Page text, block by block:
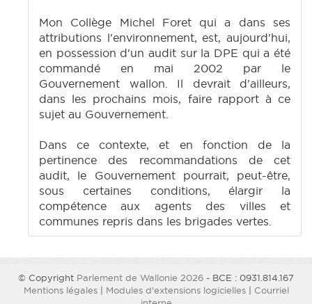
Mon Collège Michel Foret qui a dans ses
attributions l'environnement, est, aujourd'hui,
en possession d'un audit sur la DPE qui a été
commandé en mai 2002 par le
Gouvernement wallon. Il devrait d'ailleurs,
dans les prochains mois, faire rapport à ce
sujet au Gouvernement.
Dans ce contexte, et en fonction de la
pertinence des recommandations de cet
audit, le Gouvernement pourrait, peut-être,
sous certaines conditions, élargir la
compétence aux agents des villes et
communes repris dans les brigades vertes.
© Copyright Parlement de Wallonie 2026 - BCE : 0931.814.167
Mentions légales| Modules d'extensions logicielles| Courriel